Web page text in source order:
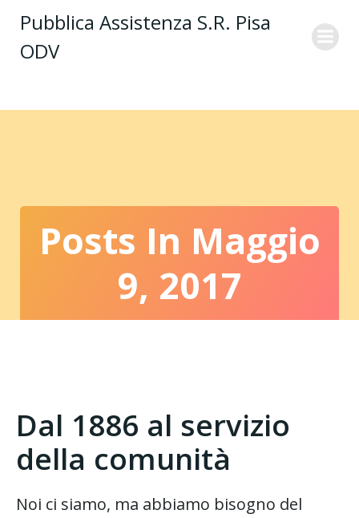
al
Pubblica Assistenza S.R. Pisa
ODV
Posts In Maggio
9, 2017
Dal 1886 al servizio
della comunità
Noi ci siamo, ma abbiamo bisogno del